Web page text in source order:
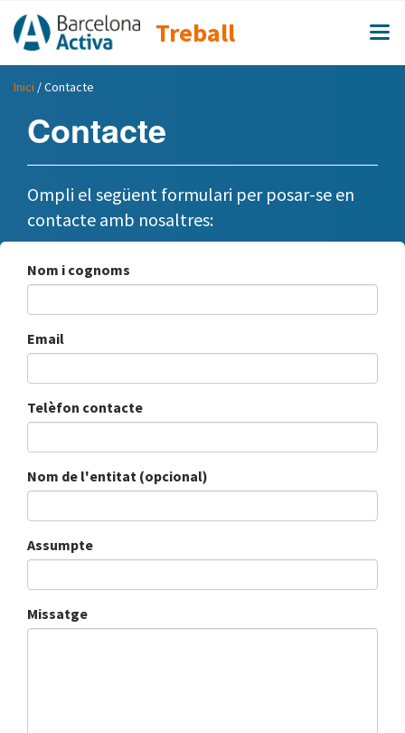
Treball
Inici / Contacte
Contacte
Ompli el següent formulari per posar-se en
contacte amb nosaltres:
Nom i cognoms
Email
Telèfon contacte
Nom de l'entitat (opcional)
Assumpte
Missatge